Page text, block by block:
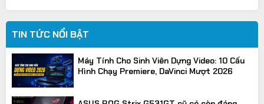
TIN TỨC NỔI BẬT
Máy Tính Cho Sinh Viên Dựng Video: 10 Cấu
Hình Chạy Premiere, DaVinci Mượt 2026